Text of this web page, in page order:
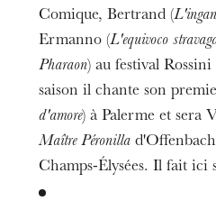
Comique, Bertrand (
Ermanno (L'equivoco
Pharaon) au festival
saison il chante son
d'amore) à Palerme et sera
Maître Péronilla
Champs-Élysées. Il fait ici